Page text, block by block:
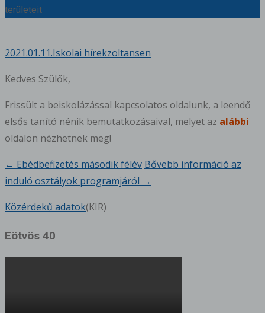
területeit
2021.01.11.Iskolai hírekzoltansen
Kedves Szülők,
Frissült a beiskolázással kapcsolatos oldalunk, a leendő
elsős tanító nénik bemutatkozásaival, melyet az alábbi
oldalon nézhetnek meg!
Bejegyzésnavigáció
← Ebédbefizetés második félév Bővebb információ az
induló osztályok programjáról →
Közérdekű adatok(KIR)
Eötvös 40